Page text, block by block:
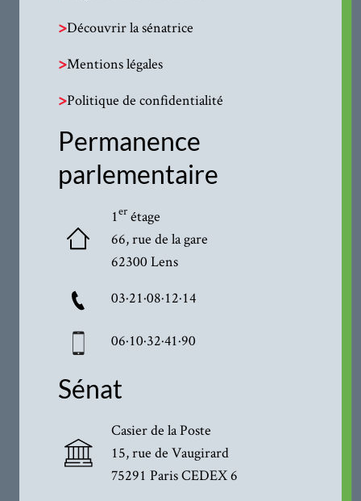
>Découvrir la sénatrice
>Mentions légales
>Politique de confidentialité
Permanence
parlementaire
1erétage
66, rue de la gare
62300 Lens
03·21·08·12·14
06·10·32·41·90
Sénat
Casier de la Poste
15, rue de Vaugirard
75291 Paris CEDEX 6